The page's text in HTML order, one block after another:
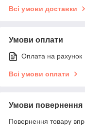
Всі умови доставки
Умови оплати
Оплата на рахунок
Всі умови оплати
Умови повернення
Повернення товару